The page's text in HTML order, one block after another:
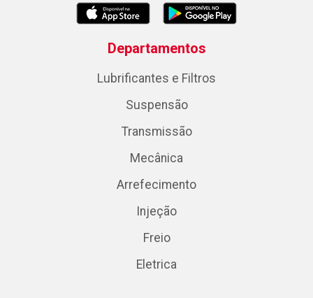
Departamentos
Lubrificantes e Filtros
Suspensão
Transmissão
Mecânica
Arrefecimento
Injeção
Freio
Eletrica